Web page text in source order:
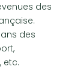
des
des
etc.